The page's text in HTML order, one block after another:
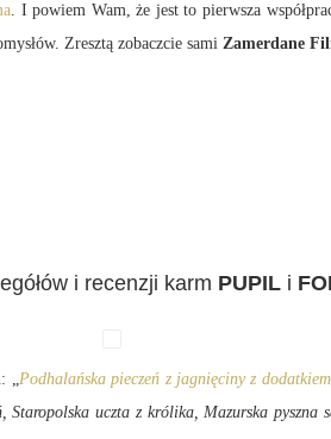
. I powiem Wam, że jest to pierwsza
Zresztą zobaczcie sami Zamerdane
i recenzji karm PUPIL i
„Podhalańska pieczeń z jagnięciny z
Staropolska uczta z królika, Mazurska pyszna